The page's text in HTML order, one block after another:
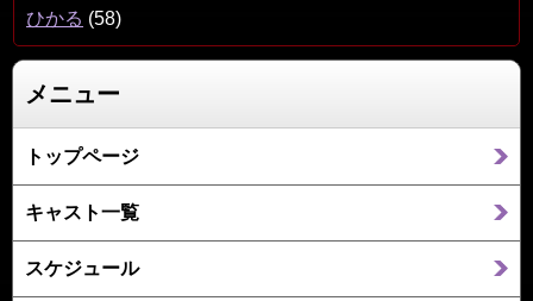
ひかる (58)
メニュー
トップページ
キャスト一覧
スケジュール